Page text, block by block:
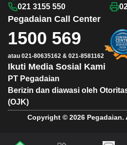
PT Pegadaian
Berizin dan diawasi oleh
(OJK)
Ikuti Media Sosial Kami
Pegadaian Call Center
1500 569
atau 021-80635162 & 021-8581162
021 3155 550
Copyright © 2026 Pegadaian.